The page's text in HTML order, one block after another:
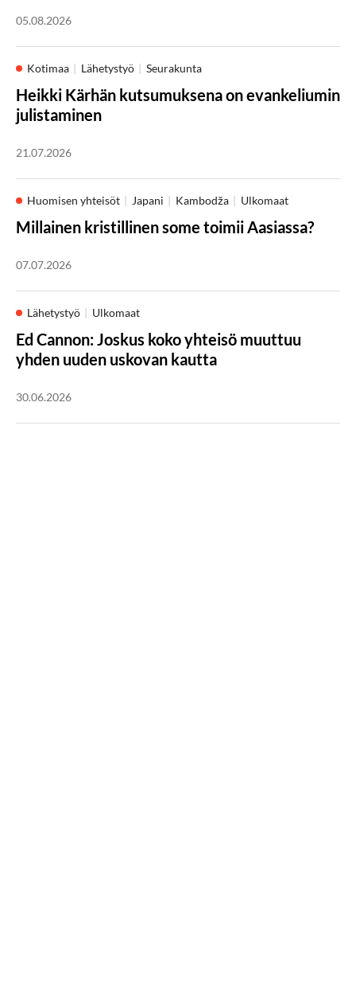
05.08.2026
Kotimaa Lähetystyö Seurakunta
Heikki Kärhän kutsumuksena on evankeliumin
julistaminen
21.07.2026
Huomisen yhteisöt Japani Kambodža Ulkomaat
Millainen kristillinen some toimii Aasiassa?
07.07.2026
Lähetystyö Ulkomaat
Ed Cannon: Joskus koko yhteisö muuttuu
yhden uuden uskovan kautta
30.06.2026